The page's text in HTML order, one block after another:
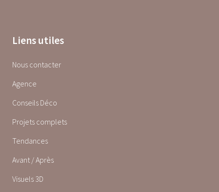
Liens utiles
Nous contacter
Agence
Conseils Déco
Projets complets
Tendances
Avant / Après
Visuels 3D